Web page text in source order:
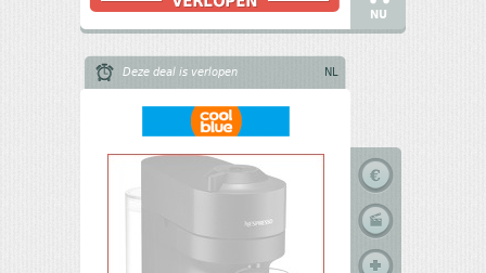
NU
Deze deal is verlopen NL